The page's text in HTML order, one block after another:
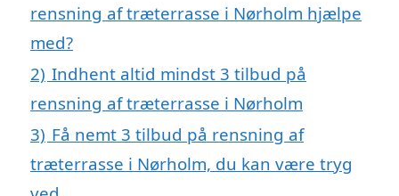
rensning af træterrasse i Nørholm hjælpe
med?
2) Indhent altid mindst 3 tilbud på
rensning af træterrasse i Nørholm
3) Få nemt 3 tilbud på rensning af
træterrasse i Nørholm, du kan være tryg